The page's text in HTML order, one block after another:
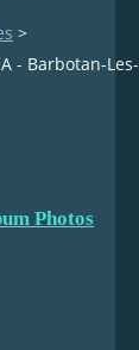
>
- Barbotan-
Photos